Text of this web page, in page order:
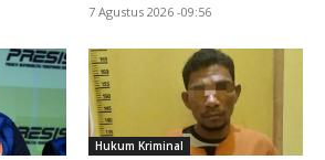
7 Agustus 2026 -09:56
Hukum Kriminal